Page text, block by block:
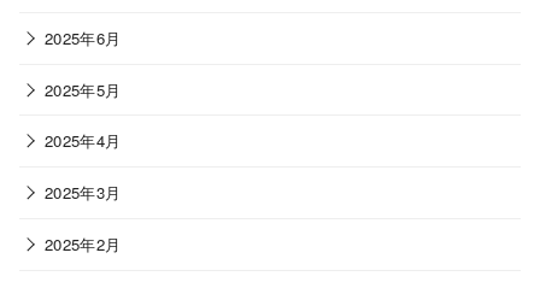
2025年6月
2025年5月
2025年4月
2025年3月
2025年2月